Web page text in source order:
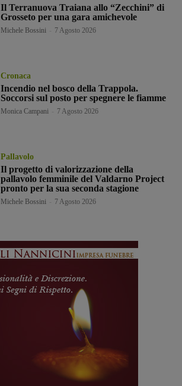
Il Terranuova Traiana allo “Zecchini” di
Grosseto per una gara amichevole
Michele Bossini 7 Agosto 2026
Cronaca
Incendio nel bosco della Trappola.
Soccorsi sul posto per spegnere le fiamme
Monica Campani 7 Agosto 2026
Pallavolo
Il progetto di valorizzazione della
pallavolo femminile del Valdarno Project
pronto per la sua seconda stagione
Michele Bossini 7 Agosto 2026